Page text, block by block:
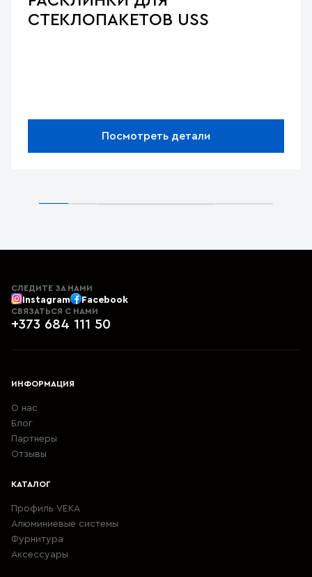
СТЕКЛОПАКЕТОВ USS
Посмотреть детали
СЛЕДИТЕ ЗА НАМИ
Instagram Facebook
СВЯЗАТЬСЯ С НАМИ
+373 684 111 50
ИНФОРМАЦИЯ
О нас
Блог
Партнеры
Отзывы
КАТАЛОГ
Профиль VEKA
Алюминиевые системы
Фурнитура
Aксессуары